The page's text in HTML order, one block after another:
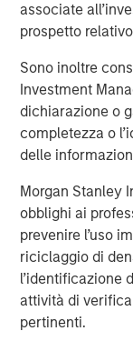
associate
prospetto
Sono inoltre
Investment
dichiarazione o
completezza o
delle
Morgan Stanley
obblighi ai
prevenire l’uso
riciclaggio di
l’identificazione
attività di
pertinenti.
Headquartered
Inc. is a leading
equipment and
Canada, USA
About Morgan
Morgan Stanley
private equity